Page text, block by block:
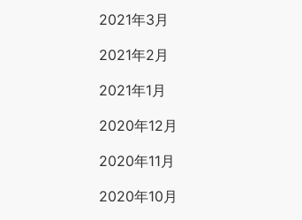
2021年3月
2021年2月
2021年1月
2020年12月
2020年11月
2020年10月